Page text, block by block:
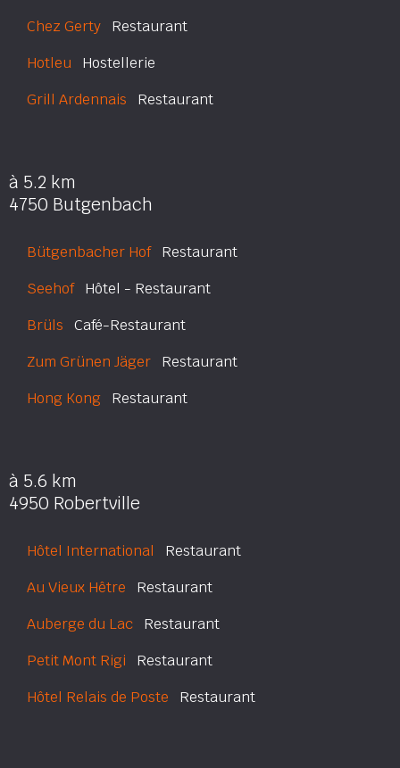
Chez Gerty Restaurant
Hotleu Hostellerie
Grill Ardennais Restaurant
à 5.2 km
4750 Butgenbach
Bütgenbacher HofRestaurant
SeehofHôtel - Restaurant
Brüls Café-Restaurant
Zum Grünen Jäger Restaurant
Hong Kong Restaurant
à 5.6 km
4950 Robertville
Hôtel International Restaurant
Au Vieux Hêtre Restaurant
Auberge du Lac Restaurant
Petit Mont Rigi Restaurant
Hôtel Relais de Poste Restaurant